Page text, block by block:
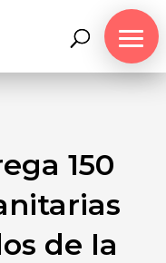
150
de la